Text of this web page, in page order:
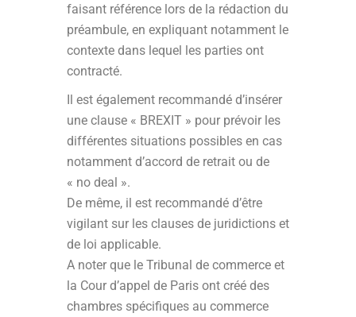
faisant référence lors de la rédaction du
préambule, en expliquant notamment le
contexte dans lequel les parties ont
contracté.
Il est également recommandé d’insérer
une clause « BREXIT » pour prévoir les
différentes situations possibles en cas
notamment d’accord de retrait ou de
« no deal ».
De même, il est recommandé d’être
vigilant sur les clauses de juridictions et
de loi applicable.
A noter que le Tribunal de commerce et
la Cour d’appel de Paris ont créé des
chambres spécifiques au commerce